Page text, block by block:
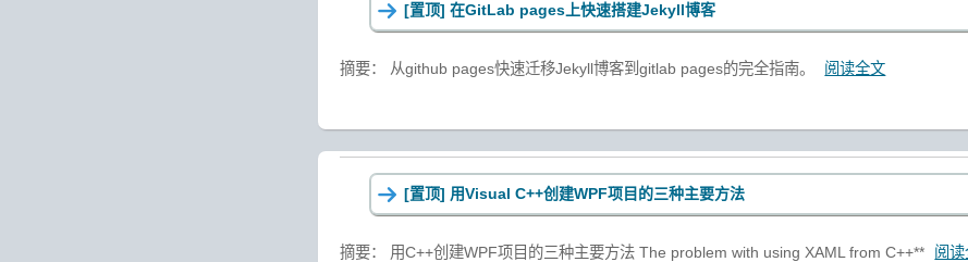
[置顶] 在GitLab pages上快速搭建Jekyll博客
摘要： 从github pages快速迁移Jekyll博客到gitlab pages的完全指南。 阅读全文
[置顶] 用Visual C++创建WPF项目的三种主要方法
摘要： 用C++创建WPF项目的三种主要方法 The problem with using XAML from C++** 阅